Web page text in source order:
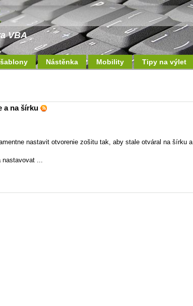
VBA
Nástěnka Mobility Tipy na výlet
a na šírku
nastavit otvorenie zošitu tak, aby stale otváral na šírku a
nastavovat ...